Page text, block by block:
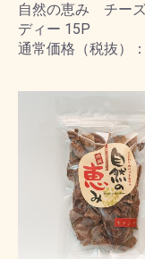
自然の恵み チー
ディー 15P
通常価格（税抜）